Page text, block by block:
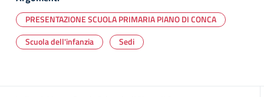
PRESENTAZIONE SCUOLA PRIMARIA PIANO DI CONCA
Scuola dell'infanzia
Sedi